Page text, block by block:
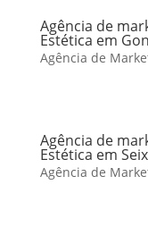
Agência de
Estética em
Agência de
Agência de
Estética em
Agência de